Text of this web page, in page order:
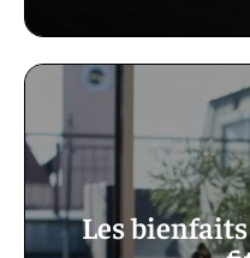
Les bienfaits